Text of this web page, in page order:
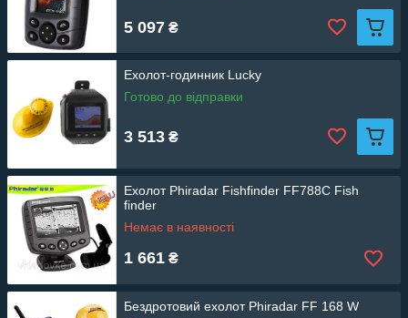
5 097 ₴
Ехолот-годинник Lucky
Готово до відправки
3 513 ₴
Ехолот Phiradar Fishfinder FF788C Fish
finder
Немає в наявності
1 661 ₴
Бездротовий ехолот Phiradar FF 168 W